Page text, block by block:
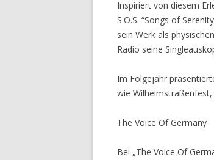
Inspiriert von diesem
S.O.S. “Songs of
sein Werk als
Radio seine
Im Folgejahr
wie
The Voice Of Germany
Bei „The Voice Of